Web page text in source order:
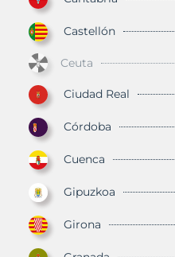
Castellón
Ceuta
Ciudad Real
Córdoba
Cuenca
Gipuzkoa
Girona